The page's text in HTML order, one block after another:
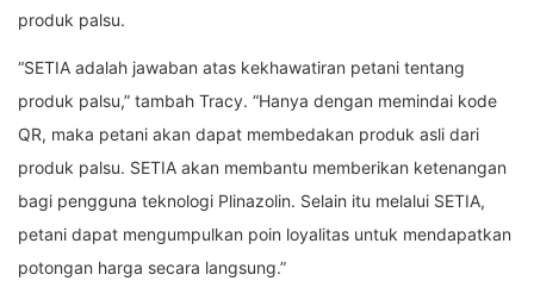
produk palsu.
“SETIA adalah jawaban atas kekhawatiran petani tentang
produk palsu,” tambah Tracy. “Hanya dengan memindai kode
QR, maka petani akan dapat membedakan produk asli dari
produk palsu. SETIA akan membantu memberikan ketenangan
bagi pengguna teknologi Plinazolin. Selain itu melalui SETIA,
petani dapat mengumpulkan poin loyalitas untuk mendapatkan
potongan harga secara langsung.”